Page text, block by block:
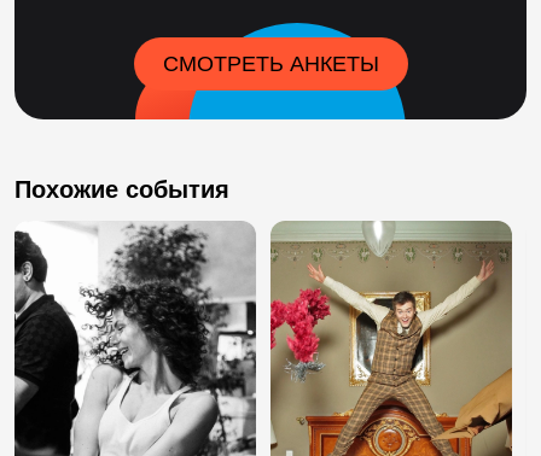
СМОТРЕТЬ АНКЕТЫ
Похожие события